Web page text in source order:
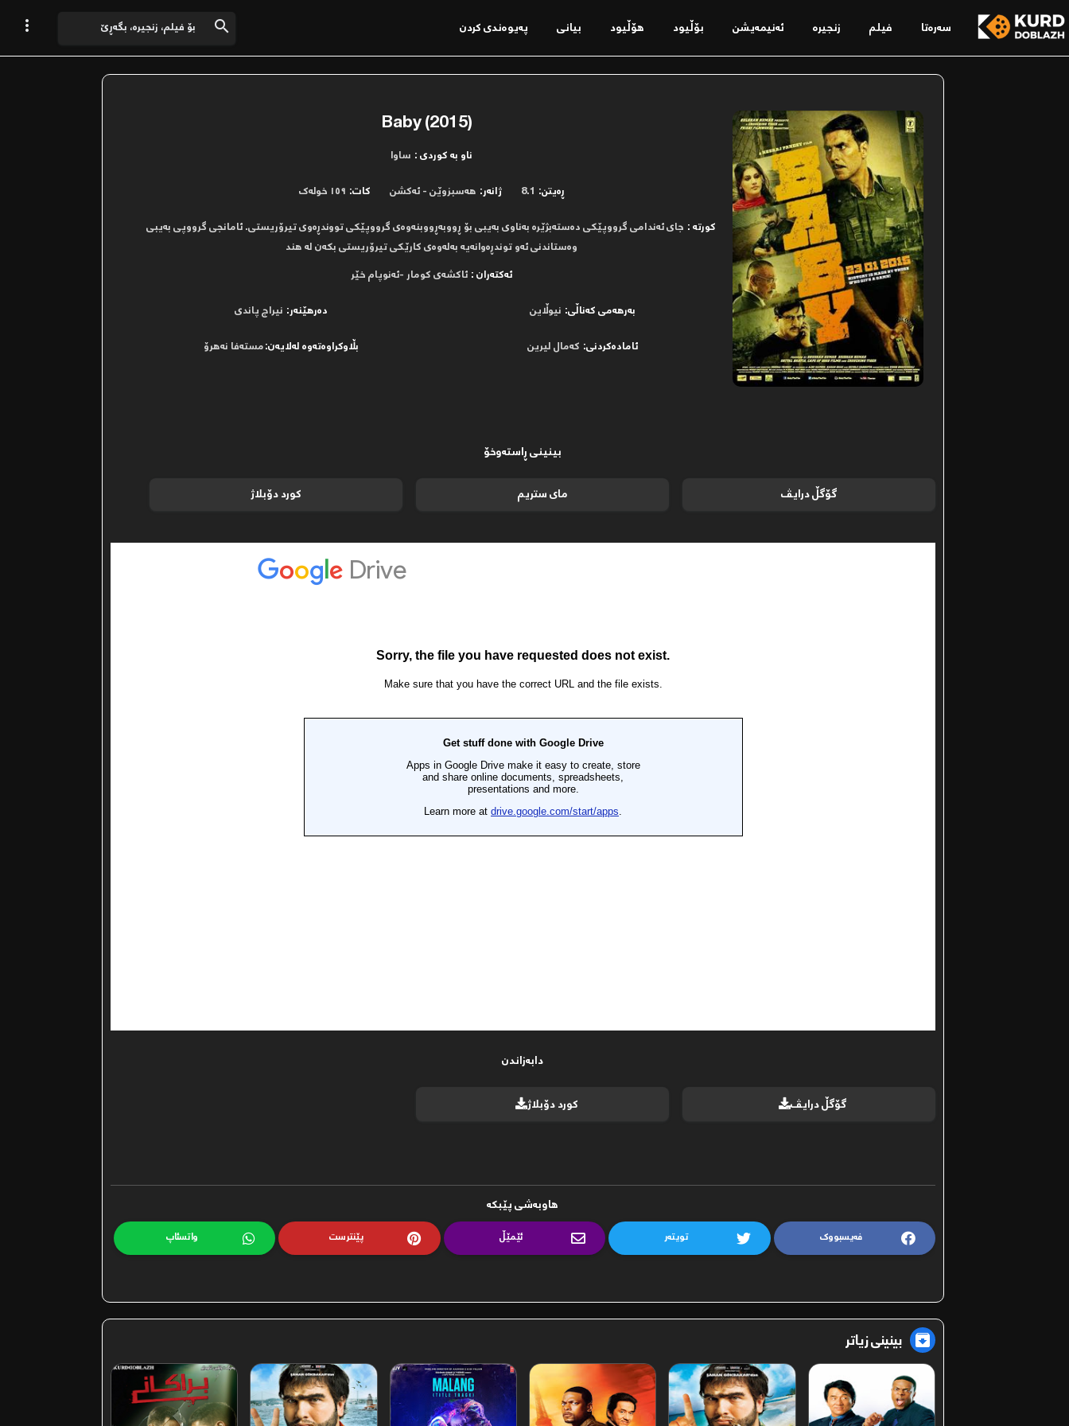
 سەرەتا فیلم زنجیرە ئەنیمەیشن بۆڵیود ھۆڵیود بیانی پەیوەندی کردن 
Baby (2015)
ناو بە کوردی : ساوا
ڕەیتن: 8.1 ژانەر: ھەسبزوێن - ئەکشن کات: ١٥٩ خولەک
کورتە : جای ئەندامی گرووپێکی دەستەبژێرە بەناوی بەیبی بۆ ڕووبەڕووبنەوەی گرووپێکی تووندڕەوی تیرۆریستی. ئامانجی گرووپی بەیبی
وەستاندنی ئەو توندڕەوانەیە بەلەوەی کارێکی تیرۆریستی بکەن لە هند
ئەکتەران : ئاکشەی کومار -ئەنوپام خێر
بەرھەمی کەناڵی: نیوڵاین دەرھێنەر: نیراج پاندی
ئامادەکردنی: کەمال لیرین بڵاوکراوەتەوە لەلایەن:مستەفا نەھرۆ
بینینی ڕاستەوخۆ
گۆگڵ درایڤ مای ستریم کورد دۆبلاژ
دابەزاندن
گۆگڵ درایڤ کورد دۆبلاژ
ھاوبەشی پێبکە
فەیسبووک تویتەر ئێمێڵ پێنترست واتسئاپ
 بینینی زیاتر